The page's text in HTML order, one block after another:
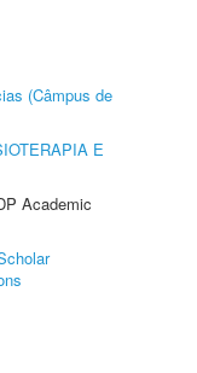
(Câmpus de
E
Academic